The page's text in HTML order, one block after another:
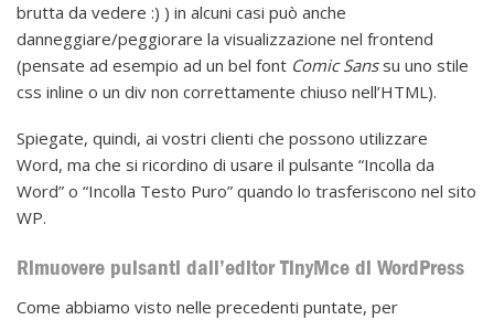
brutta da vedere :) ) in alcuni casi può anche
danneggiare/peggiorare la visualizzazione nel frontend
(pensate ad esempio ad un bel font Comic Sanssu uno stile
css inline o un div non correttamente chiuso nell’HTML).
Spiegate, quindi, ai vostri clienti che possono utilizzare
Word, ma che si ricordino di usare il pulsante “Incolla da
Word” o “Incolla Testo Puro” quando lo trasferiscono nel sito
WP.
Rimuovere pulsanti dall’editor TinyMce di WordPress
Come abbiamo visto nelle precedenti puntate, per